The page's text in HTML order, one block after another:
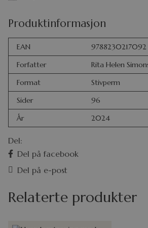
Del:
Del på facebook
Del på e-post
Produktinformasjon
EAN
9788230217092
Forfatter
Rita Helen
Format
Stivperm
Sider
96
År
2024
Relaterte produkter